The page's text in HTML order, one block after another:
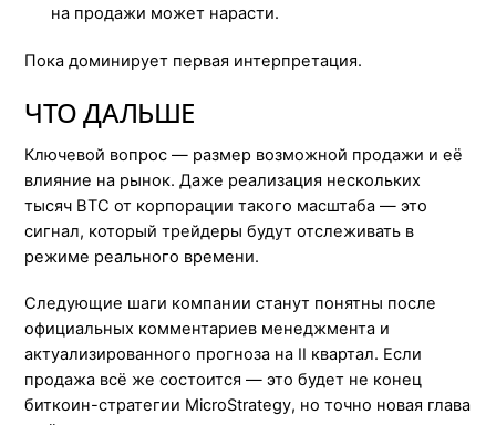
на продажи может нарасти.
Пока доминирует первая интерпретация.
ЧТО ДАЛЬШЕ
Ключевой вопрос — размер возможной продажи и её
влияние на рынок. Даже реализация нескольких
тысяч BTC от корпорации такого масштаба — это
сигнал, который трейдеры будут отслеживать в
режиме реального времени.
Следующие шаги компании станут понятны после
официальных комментариев менеджмента и
актуализированного прогноза на II квартал. Если
продажа всё же состоится — это будет не конец
биткоин-стратегии MicroStrategy, но точно новая глава